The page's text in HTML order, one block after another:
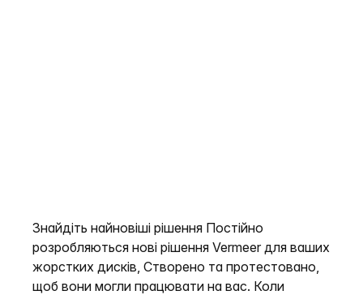
Знайдіть найновіші рішення Постійно
розробляються нові рішення Vermeer для ваших
жорстких дисків, Створено та протестовано,
щоб вони могли працювати на вас. Коли